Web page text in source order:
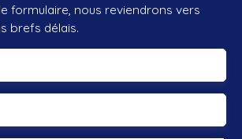
formulaire, nous reviendrons vers
brefs délais.